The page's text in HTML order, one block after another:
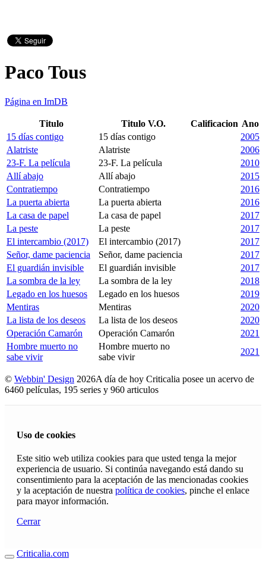
Paco Tous
Página en ImDB
Titulo Titulo V.O. Calificacion Ano
15 días contigo
15 días contigo
2005
Alatriste
Alatriste
2006
23-F. La película
23-F. La película
2010
Allí abajo
Allí abajo
2015
Contratiempo
Contratiempo
2016
La puerta abierta
La puerta abierta
2016
La casa de papel
La casa de papel
2017
La peste
La peste
2017
El intercambio (2017)
El intercambio (2017)
2017
Señor, dame paciencia
Señor, dame paciencia
2017
El guardián invisible
El guardián invisible
2017
La sombra de la ley
La sombra de la ley
2018
Legado en los huesos
Legado en los huesos
2019
Mentiras
Mentiras
2020
La lista de los deseos
La lista de los deseos
2020
Operación Camarón
Operación Camarón
2021
Hombre muerto no
sabe vivir
Hombre muerto no
sabe vivir
2021
© Webbin' Design 2026A día de hoy Criticalia posee un acervo de
6460 películas, 195 series y 960 articulos
Uso de cookies
Este sitio web utiliza cookies para que usted tenga la mejor
experiencia de usuario. Si continúa navegando está dando su
consentimiento para la aceptación de las mencionadas cookies
y la aceptación de nuestra política de cookies, pinche el enlace
para mayor información.
Cerrar
Criticalia.com